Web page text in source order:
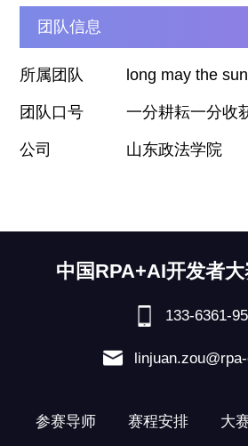
团队信息
所属团队 long may the
团队口号 一分耕耘一分收
公司 山东政法学院
中国RPA+AI开发者
133-6361-
参赛导师 赛程安排 大